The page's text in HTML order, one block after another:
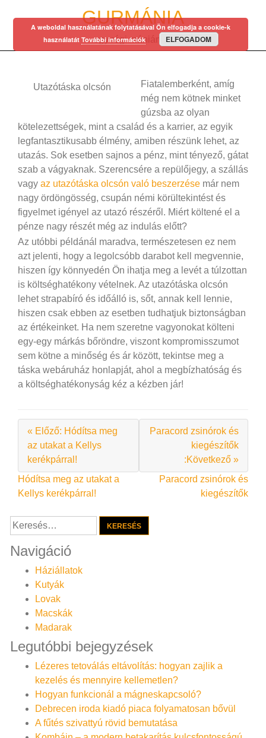
GURMÁNIA
egy régi mániám…
Utazótáska olcsón
Fiatalemberként, amíg
még nem kötnek minket
gúzsba az olyan
kötelezettségek, mint a család és a karrier, az egyik
legfantasztikusabb élmény, amiben részünk lehet, az
utazás. Sok esetben sajnos a pénz, mint tényező, gátat
szab a vágyaknak. Szerencsére a repülőjegy, a szállás
vagy az utazótáska olcsón való beszerzése már nem
nagy ördöngösség, csupán némi körültekintést és
figyelmet igényel az utazó részéről. Miért költené el a
pénze nagy részét még az indulás előtt?
Az utóbbi példánál maradva, természetesen ez nem
azt jelenti, hogy a legolcsóbb darabot kell megvennie,
hiszen így könnyedén Ön ihatja meg a levét a túlzottan
is költséghatékony vételnek. Az utazótáska olcsón
lehet strapabíró és időálló is, sőt, annak kell lennie,
hiszen csak ebben az esetben tudhatjuk biztonságban
az értékeinket. Ha nem szeretne vagyonokat költeni
egy-egy márkás bőröndre, viszont kompromisszumot
sem kötne a minőség és ár között, tekintse meg a
táska webáruház honlapját, ahol a megbízhatóság és
a költséghatékonyság kéz a kézben jár!
« Előző: Hódítsa meg
az utakat a Kellys
kerékpárral!
Paracord zsinórok és
kiegészítők
:Következő »
Bejegyzés
navigáció
Hódítsa meg az utakat a
Kellys kerékpárral!
Paracord zsinórok és
kiegészítők
Keresés:
Navigáció
Háziállatok
Kutyák
Lovak
Macskák
Madarak
Legutóbbi bejegyzések
Lézeres tetoválás eltávolítás: hogyan zajlik a
kezelés és mennyire kellemetlen?
Hogyan funkcionál a mágneskapcsoló?
Debrecen iroda kiadó piaca folyamatosan bővül
A fűtés szivattyú rövid bemutatása
A weboldal használatának folytatásával Ön elfogadja a cookie-k
használatát További információk ELFOGADOM